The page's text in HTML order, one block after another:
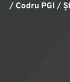
/ Codru PGI /